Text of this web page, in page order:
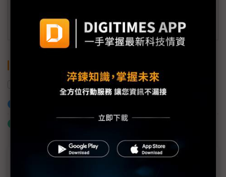
訂閱DIGITIMES 行動版
大型語言模型 VLA
什麼是「關鍵字追蹤」
近７天熱門報導